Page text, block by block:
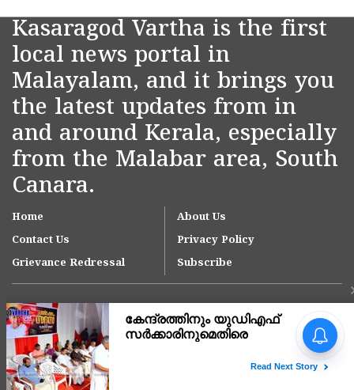
Kasaragod Vartha is the first
local news portal in
Malayalam, and it brings you
the latest updates from in
and around Kerala, especially
from the Malabar area, South
Canara.
Home
About Us
Contact Us
Privacy Policy
Grievance Redressal
Subscribe
Copyright © 2007-